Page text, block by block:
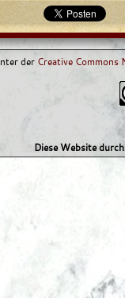
der Creative
Diese Website